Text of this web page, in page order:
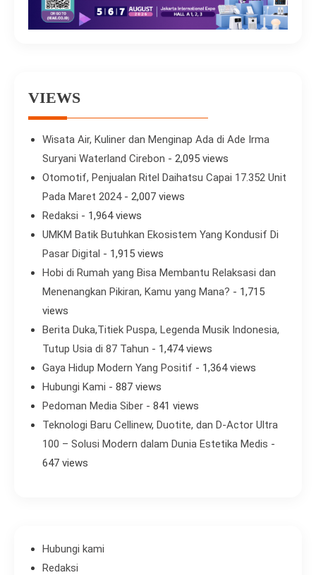
VIEWS
Wisata Air, Kuliner dan Menginap Ada di Ade Irma
Suryani Waterland Cirebon - 2,095 views
Otomotif, Penjualan Ritel Daihatsu Capai 17.352 Unit
Pada Maret 2024- 2,007 views
Redaksi - 1,964 views
UMKM Batik Butuhkan Ekosistem Yang Kondusif Di
Pasar Digital - 1,915 views
Hobi di Rumah yang Bisa Membantu Relaksasi dan
Menenangkan Pikiran, Kamu yang Mana? - 1,715
views
Berita Duka,Titiek Puspa, Legenda Musik Indonesia,
Tutup Usia di 87 Tahun - 1,474 views
Gaya Hidup Modern Yang Positif - 1,364 views
Hubungi Kami - 887 views
Pedoman Media Siber - 841 views
Teknologi Baru Cellinew, Duotite, dan D-Actor Ultra
100 – Solusi Modern dalam Dunia Estetika Medis -
647 views
Hubungi kami
Redaksi